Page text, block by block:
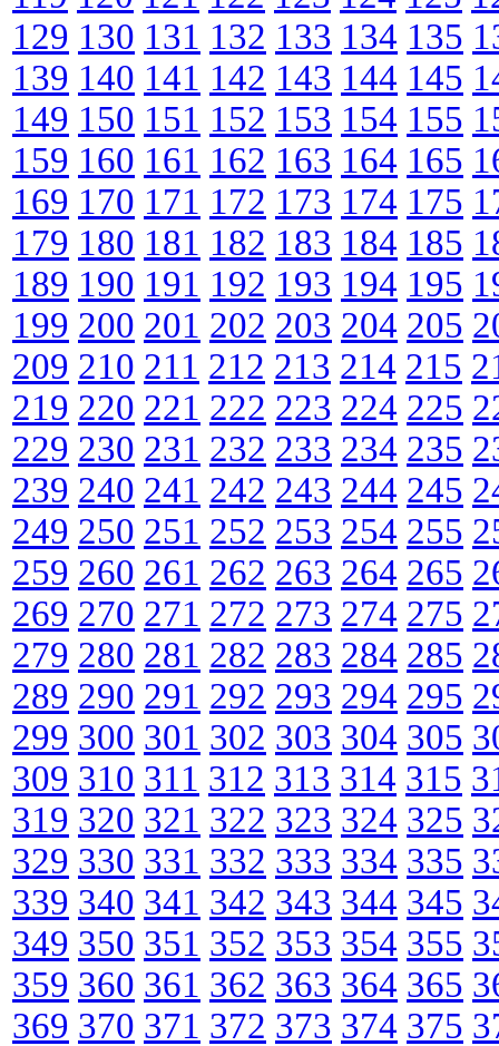
129 130 131 132 133 134 135
139 140 141 142 143 144 145
149 150 151 152 153 154 155
159 160 161 162 163 164 165
169 170 171 172 173 174 175
179 180 181 182 183 184 185
189 190 191 192 193 194 195
199 200 201 202 203 204 205
209 210 211 212 213 214 215
219 220 221 222 223 224 225
229 230 231 232 233 234 235
239 240 241 242 243 244 245
249 250 251 252 253 254 255
259 260 261 262 263 264 265
269 270 271 272 273 274 275
279 280 281 282 283 284 285
289 290 291 292 293 294 295
299 300 301 302 303 304 305
309 310 311 312 313 314 315
319 320 321 322 323 324 325
329 330 331 332 333 334 335
339 340 341 342 343 344 345
349 350 351 352 353 354 355
359 360 361 362 363 364 365
369 370 371 372 373 374 375